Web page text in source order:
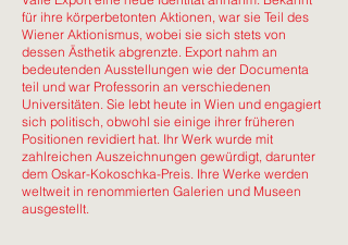
für ihre körperbetonten Aktionen, war sie Teil des
Wiener Aktionismus, wobei sie sich stets von
dessen Ästhetik abgrenzte. Export nahm an
bedeutenden Ausstellungen wie der Documenta
teil und war Professorin an verschiedenen
Universitäten. Sie lebt heute in Wien und engagiert
sich politisch, obwohl sie einige ihrer früheren
Positionen revidiert hat. Ihr Werk wurde mit
zahlreichen Auszeichnungen gewürdigt, darunter
dem Oskar-Kokoschka-Preis. Ihre Werke werden
weltweit in renommierten Galerien und Museen
ausgestellt.